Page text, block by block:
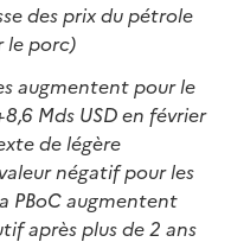
des prix du pétrole
le porc)
augmentent pour le
Mds USD en février
de légère
négatif pour les
PBoC augmentent
après plus de 2 ans